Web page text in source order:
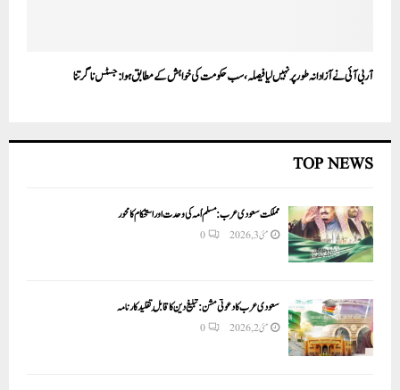
آر بی آئی نے آزادانہ طور پر نہیں لیا فیصلہ، سب حکومت کی خواہش کے مطابق ہوا: جسٹس ناگرتنا
TOP NEWS
مملکت سعودی عرب: مسلم اُمہ کی وحدت اور استحکام کا محور
مئی 3, 2026 0
سعودی عرب کا دعوتی مشن: تبلیغ دین کا قابلِ تقلید کارنامہ
مئی 2, 2026 0